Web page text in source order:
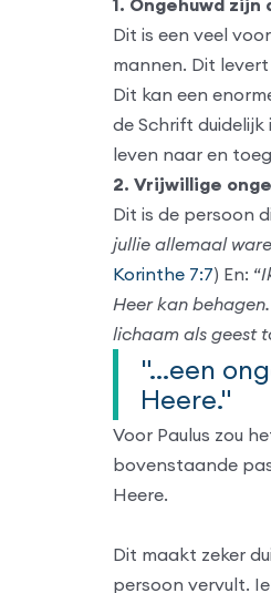
1. Ongehuwd
Dit is een veel
mannen. Dit
Dit kan een
de Schrift duidelijk
leven naar en
2. Vrijwillige
Dit is de persoon
jullie allemaal
Korinthe 7:7) En: “
Heer kan
lichaam als geest
"...een
Heere."
Voor Paulus zou
bovenstaande
Heere.
Dit maakt zeker
persoon vervult.